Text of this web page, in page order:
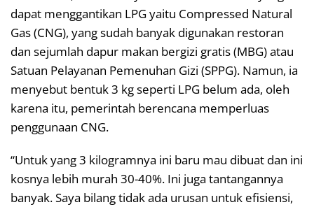
dapat menggantikan LPG yaitu Compressed Natural
Gas (CNG), yang sudah banyak digunakan restoran
dan sejumlah dapur makan bergizi gratis (MBG) atau
Satuan Pelayanan Pemenuhan Gizi (SPPG). Namun, ia
menyebut bentuk 3 kg seperti LPG belum ada, oleh
karena itu, pemerintah berencana memperluas
penggunaan CNG.
“Untuk yang 3 kilogramnya ini baru mau dibuat dan ini
kosnya lebih murah 30-40%. Ini juga tantangannya
banyak. Saya bilang tidak ada urusan untuk efisiensi,